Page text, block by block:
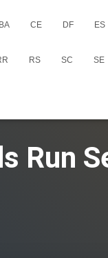
BA CE DF ES
RS SC SE
Run